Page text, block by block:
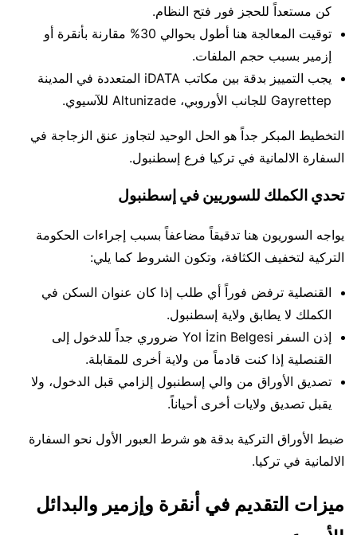
كن مستعداً للحجز فور فتح النظام.
توقيت المعالجة هنا أطول بحوالي 30% مقارنة بأنقرة أو
إزمير بسبب حجم الملفات.
يجب التمييز بدقة بين مكاتب iDATA المتعددة في المدينة
Gayrettep للجانب الأوروبي، Altunizade للآسيوي.
التخطيط المبكر جداً هو الحل الوحيد لتجاوز عنق الزجاجة في
السفارة الالمانية في تركيا فرع إسطنبول.
تحدي الكملك للسوريين في إسطنبول
يواجه السوريون هنا تدقيقاً مضاعفاً بسبب إجراءات الحكومة
التركية لتخفيف الكثافة، وتكون الشروط كما يلي:
القنصلية ترفض فوراً أي طلب إذا كان عنوان السكن في
الكملك لا يطابق ولاية إسطنبول.
إذن السفر Yol İzin Belgesi ضروري جداً للدخول إلى
القنصلية إذا كنت قادماً من ولاية أخرى للمقابلة.
تصديق الأوراق من والي إسطنبول إلزامي قبل الدخول، ولا
يقبل تصديق ولايات أخرى أحياناً.
ضبط الأوراق التركية بدقة هو شرط العبور الأول نحو السفارة
الالمانية في تركيا.
ميزات التقديم في أنقرة وإزمير والبدائل